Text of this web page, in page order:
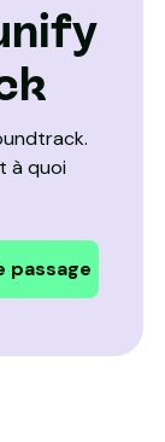
à quoi
passage